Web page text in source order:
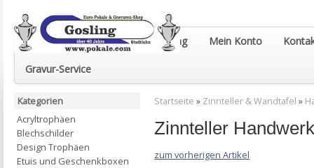
Euro-Pokale & Gravur-Shop Gosling Mein Konto
Gravur-Service
Startseite » Zinnteller & Wandtafel »
Zinnteller
zum vorherigen Artikel
Kategorien
Acryltrophäen
Blechschilder
Design Trophäen
Etuis und Geschenkboxen